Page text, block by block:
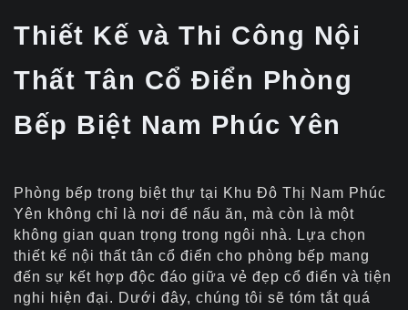
Thiết Kế và Thi Công Nội
Thất Tân Cổ Điển Phòng
Bếp Biệt Nam Phúc Yên
Phòng bếp trong biệt thự tại Khu Đô Thị Nam Phúc
Yên không chỉ là nơi để nấu ăn, mà còn là một
không gian quan trọng trong ngôi nhà. Lựa chọn
thiết kế nội thất tân cổ điển cho phòng bếp mang
đến sự kết hợp độc đáo giữa vẻ đẹp cổ điển và tiện
nghi hiện đại. Dưới đây, chúng tôi sẽ tóm tắt quá